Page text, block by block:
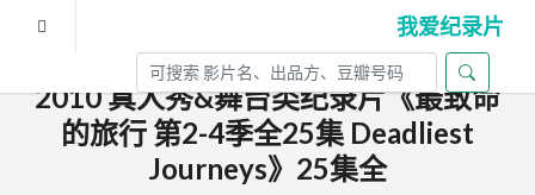
我爱纪录片
2010 真人秀&舞台类纪录片《最致命
的旅行 第2-4季全25集 Deadliest
Journeys》25集全